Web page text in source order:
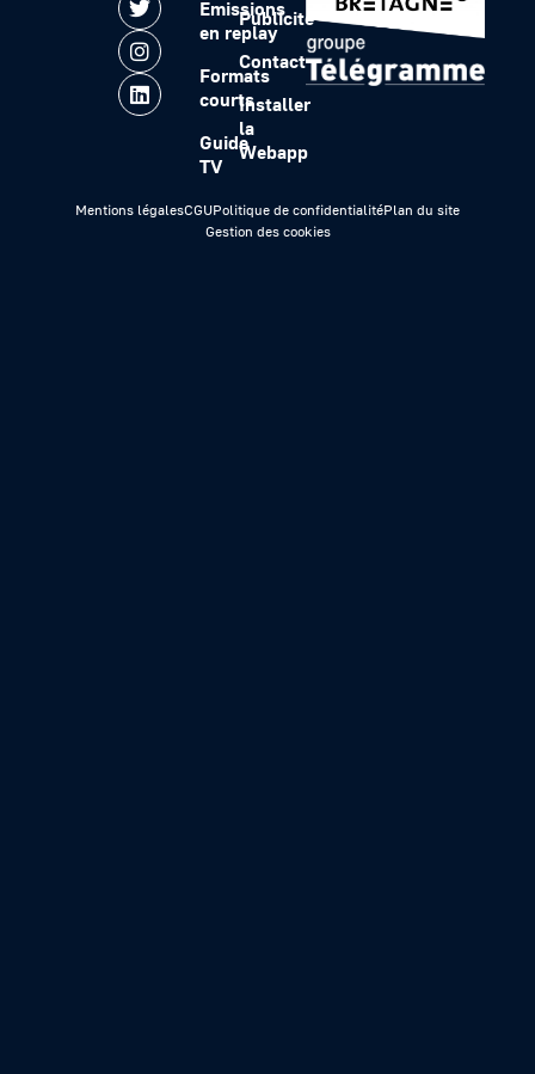
Emissions
en replay
Formats
courts
Guide
TV
Publicité
Contact
Installer
la
Webapp
Mentions légalesCGUPolitique de confidentialitéPlan du site
Gestion des cookies